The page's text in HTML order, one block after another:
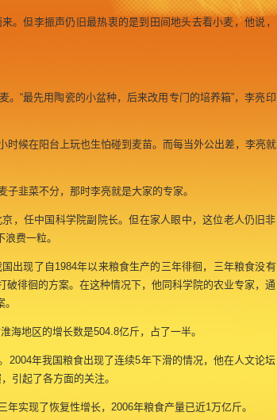
但李振声仍旧最热衷的是到田间地头去看小麦，他说，
“最先用陶瓷的小盆种，后来改用专门的培养箱”，李亮印
候在阳台上玩也生怕碰到麦苗。而每当外公出差，李亮就
韭菜不分，那时李亮就是大家的专家。
，任中国科学院副院长。但在家人眼中，这位老人仍旧非
费一粒。
出现了自1984年以来粮食生产的三年徘徊，三年粮食没有
徘徊的方案。在这种情况下，他同科学院的农业专家，通
地区的增长数是504.8亿斤，占了一半。
年我国粮食出现了连续5年下滑的情况，他在人文论坛
引起了各方面的关注。
实现了恢复性增长，2006年粮食产量已近1万亿斤。